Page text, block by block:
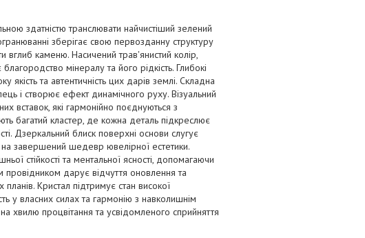
здатністю транслювати найчистіший зелений
зберігає свою первозданну структуру
вглиб каменю. Насичений трав'янистий колір,
мінералу та його рідкість. Глибокі
та автентичність цих дарів землі. Складна
і створює ефект динамічного руху. Візуальний
вставок, які гармонійно поєднуються з
багатий кластер, де кожна деталь підкреслює
Дзеркальний блиск поверхні основи слугує
завершений шедевр ювелірної естетики.
стійкості та ментальної ясності, допомагаючи
дарує відчуття оновлення та
Кристал підтримує стан високої
у власних силах та гармонію з навколишнім
хвилю процвітання та усвідомленого сприйняття